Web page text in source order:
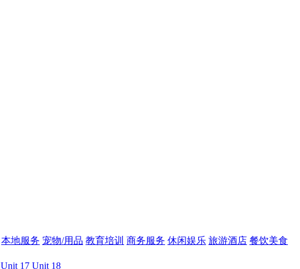
本地服务 宠物/用品 教育培训 商务服务 休闲娱乐 旅游酒店 餐饮美食
Unit 17 Unit 18